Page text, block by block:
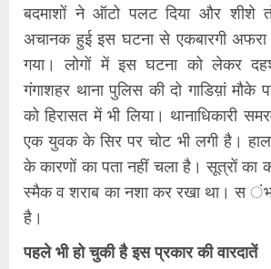
बदमाशों ने ऑटो पलट दिया और शीशे
अचानक हुई इस घटना से एकबारगी अफरा
गया। लोगों में इस घटना को लेकर
गंगाशहर थाना पुलिस की दो गाडिय़ां
को हिरासत में भी लिया। थानाधिकारी
एक युवक के सिर पर चोट भी लगी है।
के कारणों का पता नहीं चला है। सूत्रों का
स्मैक व शराब का नशा कर रखा था। स
है।
पहले भी हो चुकी है इस प्रकार की वारदातें